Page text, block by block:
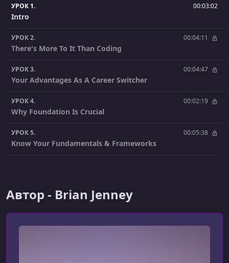
УРОК 1. 00:03:02
Intro
УРОК 2. 00:04:11
There's More To It Than Coding
УРОК 3. 00:04:47
Your Advantages As A Career Switcher
УРОК 4. 00:02:19
Why Foundation Is Crucial
УРОК 5. 00:05:38
Know Your Fundamentals & Frameworks
УРОК 7.
УРОК 8. 00:05:34
Автор - Brian Jenney